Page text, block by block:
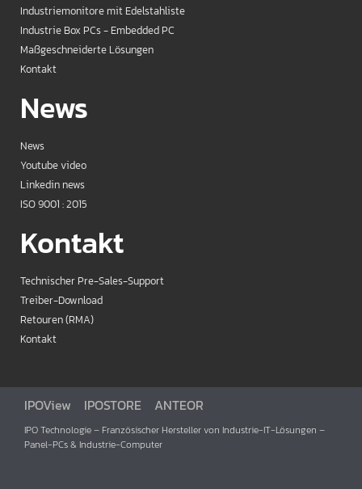
Industriemonitore mit Edelstahliste
Industrie Box PCs - Embedded PC
Maßgeschneiderte Lösungen
Kontakt
News
News
Youtube video
Linkedin news
ISO 9001 : 2015
Kontakt
Technischer Pre-Sales-Support
Treiber-Download
Retouren (RMA)
Kontakt
IPOView IPOSTORE ANTEOR
IPO Technologie – Französischer Hersteller von Industrie-IT-Lösungen –
Panel-PCs & Industrie-Computer